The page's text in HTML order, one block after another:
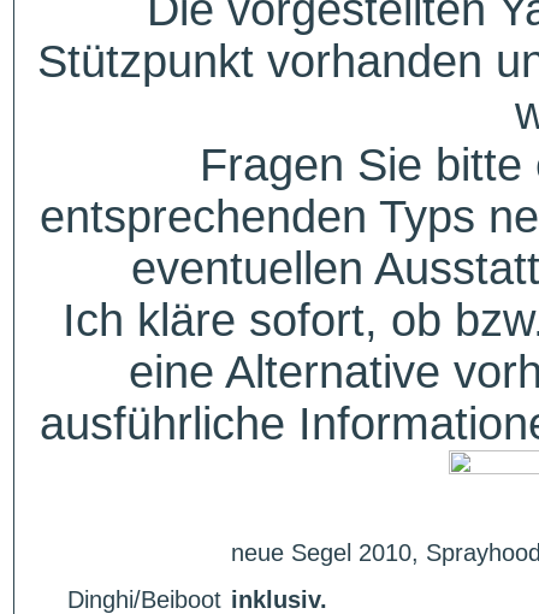
Stützpunkt vorhanden
Fragen Sie
entsprechenden Typs
eventuellen
Ich kläre sofort, ob
eine Alternative
ausführliche
neue Segel 2010,
Dinghi/Beiboot inklusiv.